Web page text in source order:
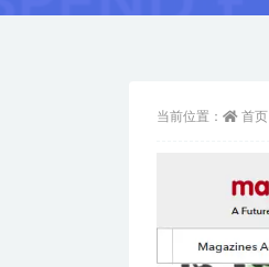
当前位置： 首页